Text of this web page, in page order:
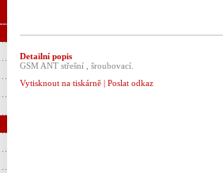
Detailní popis
GSM ANT střešní , šroubovací.
Vytisknout na tiskárně | Poslat odkaz